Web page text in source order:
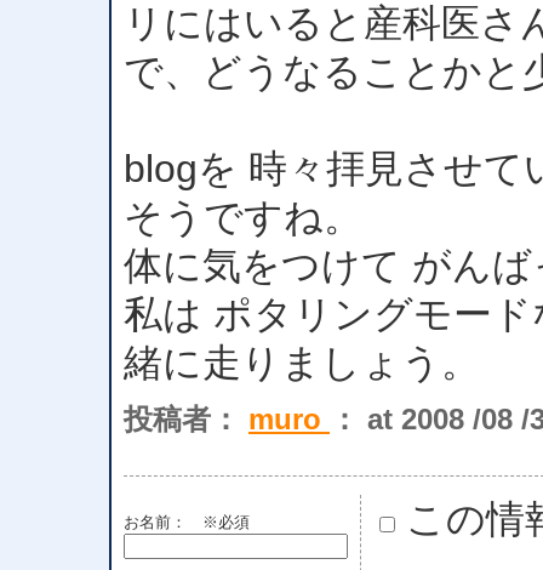
リにはいると産科医さ
で、どうなることかと
blogを 時々拝見させ
そうですね。
体に気をつけて がん
私は ポタリングモー
緒に走りましょう。
投稿者： muro ： at 2008 /08 /
お名前： ※必須 この情